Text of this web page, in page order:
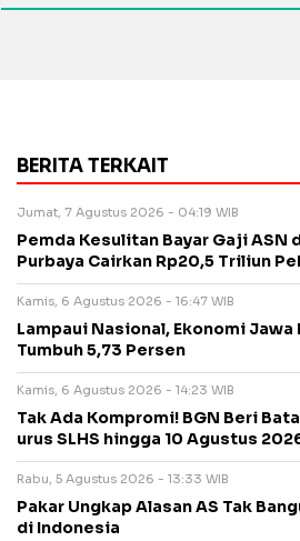
BERITA TERKAIT
Jumat, 7 Agustus 2026 - 04:19 WIB
Pemda Kesulitan Bayar Gaji ASN
Purbaya Cairkan Rp20,5 Triliun
Kamis, 6 Agustus 2026 - 16:47 WIB
Lampaui Nasional, Ekonomi Jawa
Tumbuh 5,73 Persen
Kamis, 6 Agustus 2026 - 14:23 WIB
Tak Ada Kompromi! BGN Beri
urus SLHS hingga 10 Agustus
Rabu, 5 Agustus 2026 - 13:33 WIB
Pakar Ungkap Alasan AS Tak
di Indonesia